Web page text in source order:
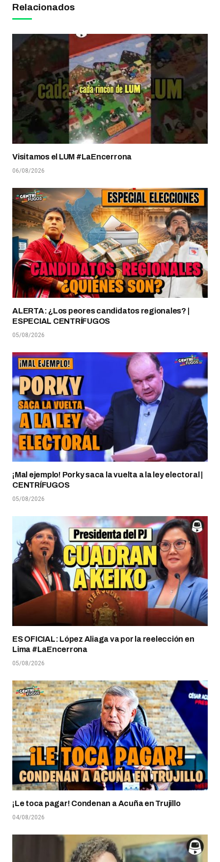
Relacionados
Visitamos el LUM #LaEncerrona
06/08/2026
ALERTA: ¿Los peores candidatos regionales? |
ESPECIAL CENTRÍFUGOS
05/08/2026
¡Mal ejemplo! Porky saca la vuelta a la ley electoral |
CENTRÍFUGOS
05/08/2026
ES OFICIAL: López Aliaga va por la reelección en
Lima #LaEncerrona
05/08/2026
¡Le toca pagar! Condenan a Acuña en Trujillo
04/08/2026